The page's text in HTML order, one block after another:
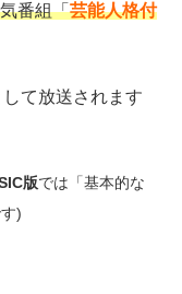
番組「芸能人格付
して放送されます
版では「基本的な
)